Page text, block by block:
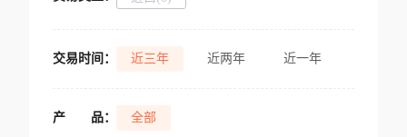
交易时间： 近三年 近两年 近一年
产 品： 全部